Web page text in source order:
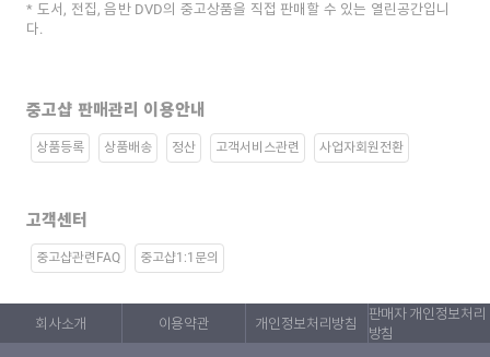
도서, 전집, 음반 DVD의 중고상품을 직접 판매할 수 있는 열린공간입니
다.
중고샵 판매관리 이용안내
상품등록 상품배송 정산 고객서비스관련 사업자회원전환
고객센터
중고샵관련FAQ 중고샵1:1문의
회사소개 이용약관 개인정보처리방침
판매자 개인정보처리
방침